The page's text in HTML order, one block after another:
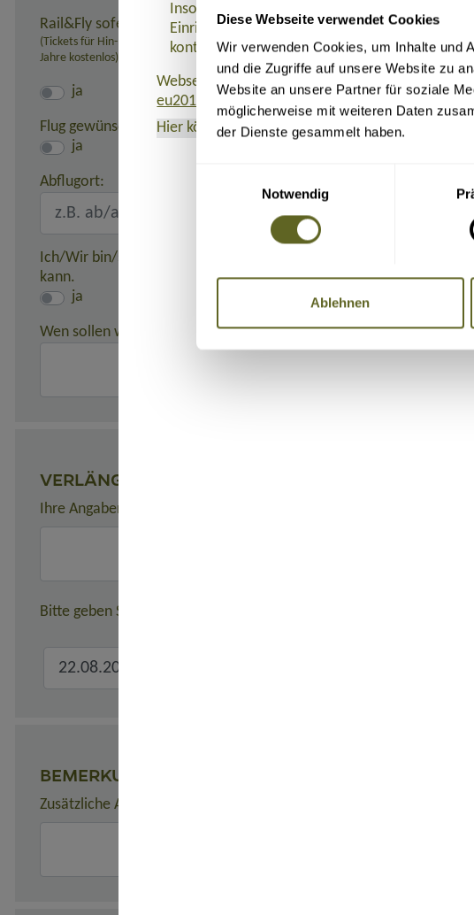
Diese Webseite verwendet Cookies
Wir verwenden Cookies, um Inhalte und
und die Zugriffe auf unsere Website zu
Website an unsere Partner für soziale
möglicherweise mit weiteren Daten
der Dienste gesammelt haben.
Notwendig
Ablehnen
Rail&Fly sofern möglich (nur innerhalb Deutschlands):
(Tickets für Hin- und Rückfahrt erhältlich. Pro Person: 99,- Euro bei Buchung (bei
Jahre kostenlos)
ja
Flug gewünscht:
ja
Abflugort:
Ich/Wir bin/sind damit einverstanden, dass meine/unsere
kann.
ja
Wen sollen wir in einem Notfall benachrichtigen?(z. B. Name,
VERLÄNGERUNGEN
Ihre Angaben zu gewünschten Verlängerungsprogrammen,
Bitte geben Sie hier den verbindlichen Gesamtreisezeitraum ein,
BEMERKUNGEN
Zusätzliche Angaben zur Buchung, z. B. zu Unterkünften
Insolvenzversicherung bei der Axa Seguros
Einrichtung unter Calle Monseñor Palmer, 1,
kontaktieren, wenn ihnen Leistungen
Webseite, auf der die Richtlinie (EU) 2015/2302
eu2015-2302.de
Hier können Sie das Formblattals PDF